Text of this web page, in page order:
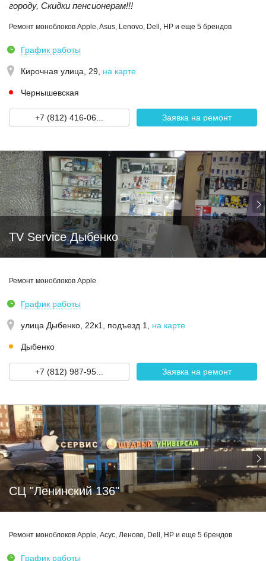
городу, Скидки пенсионерам!!!
Ремонт моноблоков Apple, Asus, Lenovo, Dell, HP и еще 5 брендов
График работы
Кирочная улица, 29 на карте
Чернышевская
+7 (812) 416-06... Заявка на ремонт
TV Service Дыбенко
Ремонт моноблоков Apple
График работы
улица Дыбенко, 22к1, подъезд 1 на карте
Дыбенко
+7 (812) 987-95... Заявка на ремонт
СЦ "Ленинский 136"
Ремонт моноблоков Apple, Асус, Леново, Dell, HP и еще 5 брендов
График работы